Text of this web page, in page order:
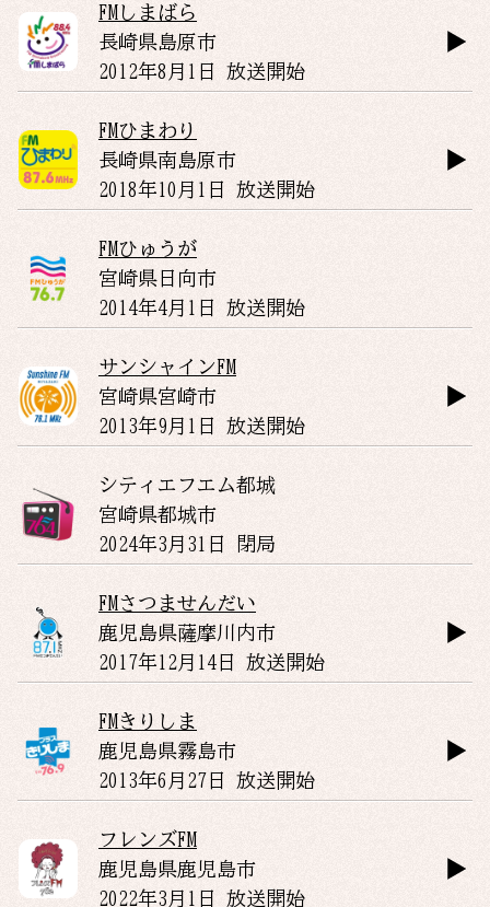
FMしまばら
長崎県島原市
2012年8月1日 放送開始
FMひまわり
長崎県南島原市
2018年10月1日 放送開始
FMひゅうが
宮崎県 日向市
2014年4月1日 放送開始
サンシャインFM
宮崎県宮崎市
2013年9月1日 放送開始
シティエフエム都城
宮崎県都城市
2024年3月31日 閉局
FMさつませんだい
鹿児島県薩摩川内市
2017年12月14日 放送開始
FMきりしま
鹿児島県霧島市
2013年6月27日 放送開始
フレンズFM
鹿児島県鹿児島市
2022年3月1日 放送開始